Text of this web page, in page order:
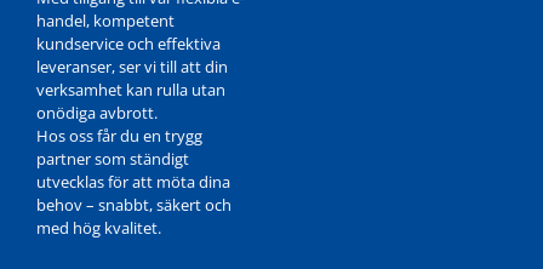
handel, kompetent
kundservice och effektiva
leveranser, ser vi till att din
verksamhet kan rulla utan
onödiga avbrott.
Hos oss får du en trygg
partner som ständigt
utvecklas för att möta dina
behov – snabbt, säkert och
med hög kvalitet.